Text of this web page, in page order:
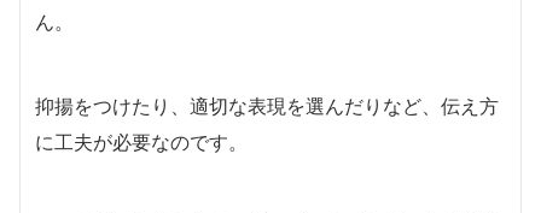
ん。
抑揚をつけたり、適切な表現を選んだりなど、伝え方
に工夫が必要なのです。